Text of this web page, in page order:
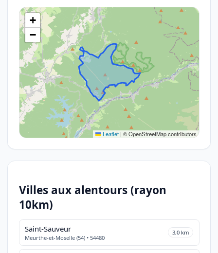
+
−
Leaflet | © OpenStreetMap contributors
Villes aux alentours (rayon
10km)
Saint-Sauveur
Meurthe-et-Moselle (54) • 54480
3,0 km